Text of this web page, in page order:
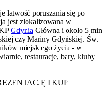
łatwość poruszania się po
jest zlokalizowana w
Gdynia Główna i około 5 min
czy Mariny Gdyńskiej. Św.
miejskiego życia - w
restauracje, bary, kluby
I KUP